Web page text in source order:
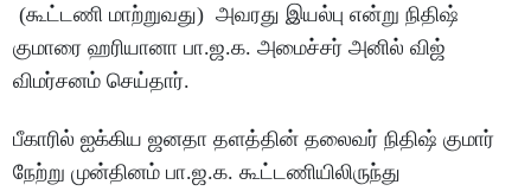
(கூட்டணி மாற்றுவது) அவரது இயல்பு என்று நிதிஷ்
குமாரை ஹரியானா பா.ஜ.க. அமைச்சர் அனில் விஜ்
விமர்சனம் செய்தார்.
பீகாரில் ஐக்கிய ஜனதா தளத்தின் தலைவர் நிதிஷ் குமார்
நேற்று முன்தினம் பா.ஜ.க. கூட்டணியிலிருந்து